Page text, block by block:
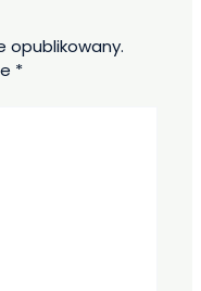
opublikowany.
*